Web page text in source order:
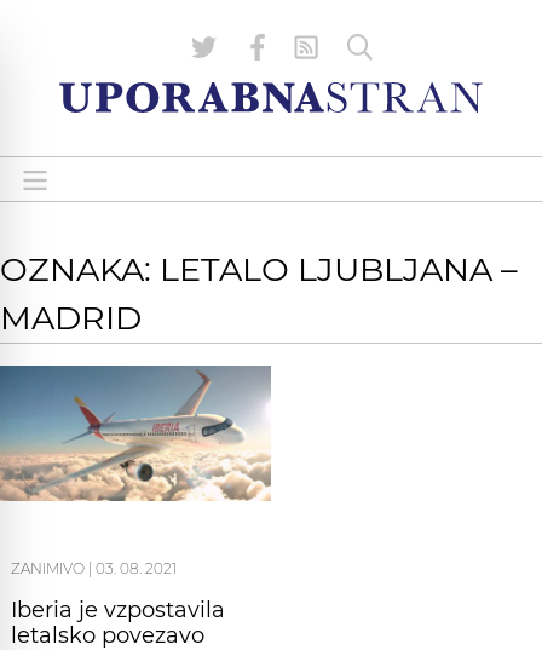
OZNAKA: LETALO LJUBLJANA –
MADRID
ZANIMIVO 03. 08. 2021
Iberia je vzpostavila
letalsko povezavo